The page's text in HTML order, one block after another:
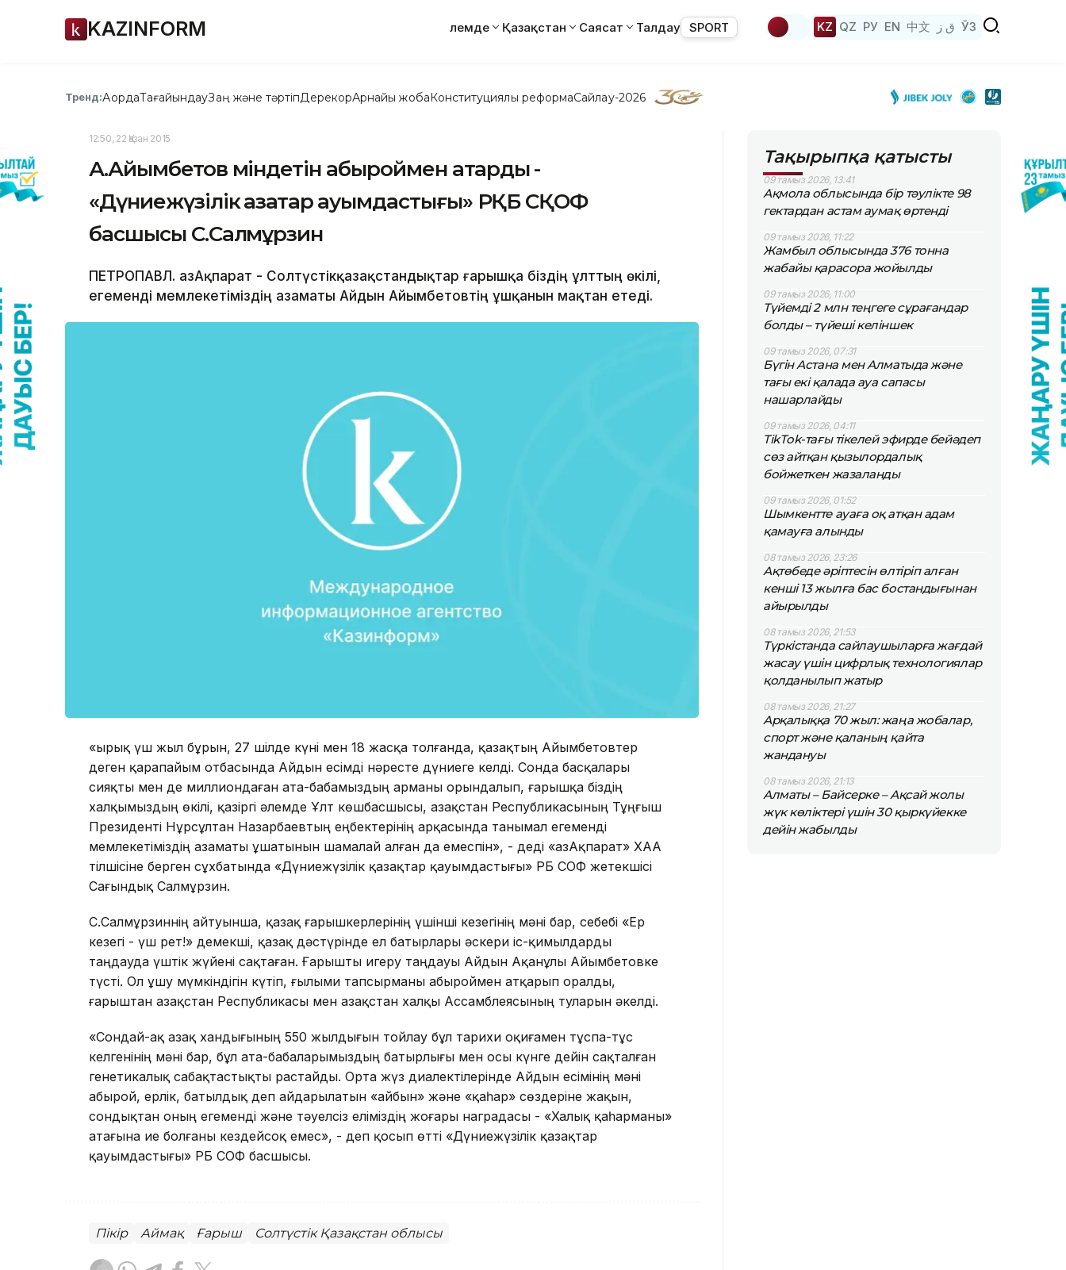
KAZINFORM Әлемде Қазақстан Саясат Талдау SPORT KZ QZ РУ EN 中文 ق ز ЎЗ
Тренд:АқордаТағайындауЗаң және тәртіпДерекқорАрнайы жобаКонституциялық реформаСайлау-2026
12:50, 22 Қазан 2015
А.Айымбетов міндетін абыроймен атқарды -
«Дүниежүзілік қазақтар қауымдастығы» РҚБ СҚОФ
басшысы С.Салмұрзин
ПЕТРОПАВЛ. ҚазАқпарат - Солтүстікқазақстандықтар ғарышқа біздің ұлттың өкілі,
егеменді мемлекетіміздің азаматы Айдын Айымбетовтің ұшқанын мақтан етеді.
«Қырық үш жыл бұрын, 27 шілде күні мен 18 жасқа толғанда, қазақтың Айымбетовтер
деген қарапайым отбасында Айдын есімді нәресте дүниеге келді. Сонда басқалары
сияқты мен де миллиондаған ата-бабамыздың арманы орындалып, ғарышқа біздің
халқымыздың өкілі, қазіргі әлемде Ұлт көшбасшысы, Қазақстан Республикасының Тұңғыш
Президенті Нұрсұлтан Назарбаевтың еңбектерінің арқасында танымал егеменді
мемлекетіміздің азаматы ұшатынын шамалай алған да емеспін», - деді «ҚазАқпарат» ХАА
тілшісіне берген сұхбатында «Дүниежүзілік қазақтар қауымдастығы» РҚБ СҚОФ жетекшісі
Сағындық Салмұрзин.
С.Салмұрзиннің айтуынша, қазақ ғарышкерлерінің үшінші кезегінің мәні бар, себебі «Ер
кезегі - үш рет!» демекші, қазақ дәстүрінде ел батырлары әскери іс-қимылдарды
таңдауда үштік жүйені сақтаған. Ғарышты игеру таңдауы Айдын Ақанұлы Айымбетовке
түсті. Ол ұшу мүмкіндігін күтіп, ғылыми тапсырманы абыроймен атқарып оралды,
ғарыштан Қазақстан Республикасы мен Қазақстан халқы Ассамблеясының туларын әкелді.
«Сондай-ақ Қазақ хандығының 550 жылдығын тойлау бұл тарихи оқиғамен тұспа-тұс
келгенінің мәні бар, бұл ата-бабаларымыздың батырлығы мен осы күнге дейін сақталған
генетикалық сабақтастықты растайды. Орта жүз диалектілерінде Айдын есімінің мәні
абырой, ерлік, батылдық деп айдарылатын «айбын» және «қаһар» сөздеріне жақын,
сондықтан оның егеменді және тәуелсіз еліміздің жоғары наградасы - «Халық қаһарманы»
атағына ие болғаны кездейсоқ емес», - деп қосып өтті «Дүниежүзілік қазақтар
қауымдастығы» РҚБ СҚОФ басшысы.
Пікір Аймақ Ғарыш Солтүстік Қазақстан облысы
Тақырыпқа қатысты
09 тамыз 2026, 13:41
Ақмола облысында бір тәулікте 98
гектардан астам аумақ өртенді
09 тамыз 2026, 11:22
Жамбыл облысында 376 тонна
жабайы қарасора жойылды
09 тамыз 2026, 11:00
Түйемді 2 млн теңгеге сұрағандар
болды – түйеші келіншек
09 тамыз 2026, 07:31
Бүгін Астана мен Алматыда және
тағы екі қалада ауа сапасы
нашарлайды
09 тамыз 2026, 04:11
TikТok-тағы тікелей эфирде бейәдеп
сөз айтқан қызылордалық
бойжеткен жазаланды
09 тамыз 2026, 01:52
Шымкентте ауаға оқ атқан адам
қамауға алынды
08 тамыз 2026, 23:26
Ақтөбеде әріптесін өлтіріп алған
кенші 13 жылға бас бостандығынан
айырылды
08 тамыз 2026, 21:53
Түркістанда сайлаушыларға жағдай
жасау үшін цифрлық технологиялар
қолданылып жатыр
08 тамыз 2026, 21:27
Арқалыққа 70 жыл: жаңа жобалар,
спорт және қаланың қайта
жандануы
08 тамыз 2026, 21:13
Алматы – Байсерке – Ақсай жолы
жүк көліктері үшін 30 қыркүйекке
дейін жабылды